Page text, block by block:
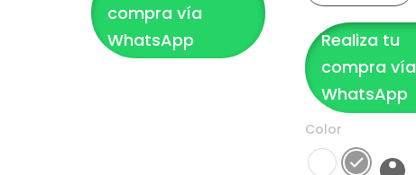
compra vía
WhatsApp
Realiza tu
compra vía
WhatsApp
Color